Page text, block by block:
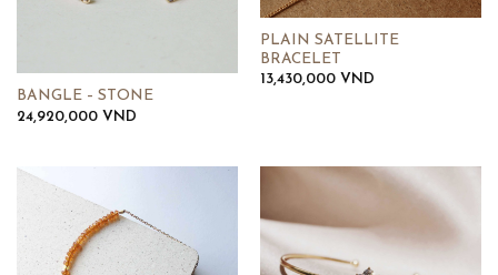
BANGLE – STONE
24,920,000 VND
PLAIN SATELLITE
BRACELET
13,430,000 VND